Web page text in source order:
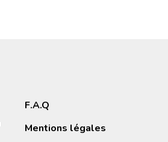
F.A.Q
Mentions légales